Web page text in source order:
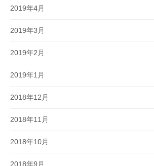
2019年4月
2019年3月
2019年2月
2019年1月
2018年12月
2018年11月
2018年10月
2018年9月